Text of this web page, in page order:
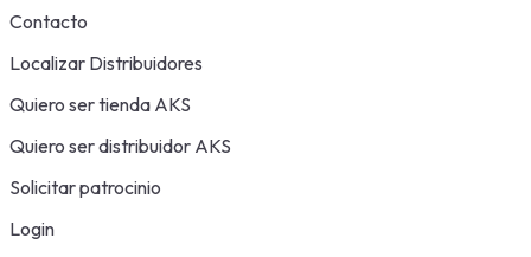
Contacto
Localizar Distribuidores
Quiero ser tienda AKS
Quiero ser distribuidor AKS
Solicitar patrocinio
Login